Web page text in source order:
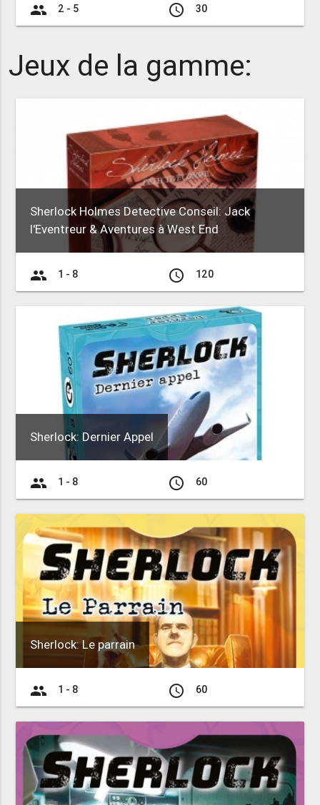
group 2 - 5 access_time 30
Jeux de la gamme:
Sherlock Holmes Detective Conseil: Jack
l'Eventreur & Aventures à West End
group 1 - 8 access_time 120
Sherlock: Dernier Appel
group 1 - 8 access_time 60
Sherlock: Le parrain
group 1 - 8 access_time 60